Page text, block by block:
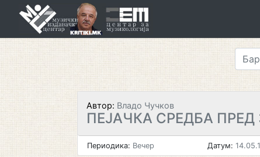
Автор: Владо Чучков
ПЕЈАЧКА СРЕДБА ПРЕД
Периодика: Вечер Датум: